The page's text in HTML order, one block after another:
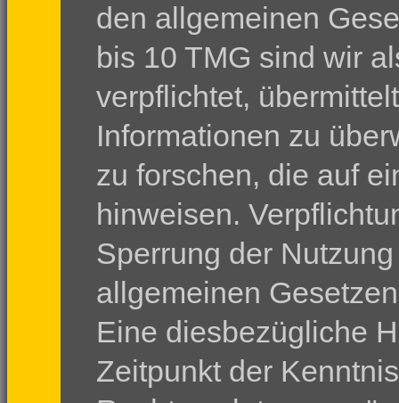
den allgemeinen
bis 10 TMG sind wir
verpflichtet,
Informationen zu
zu forschen, die auf
hinweisen.
Sperrung der
allgemeinen
Eine diesbezügliche
Zeitpunkt der